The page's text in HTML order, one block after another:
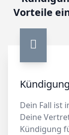
Vorteile
Dein Fall ist
Deine
Kündigung